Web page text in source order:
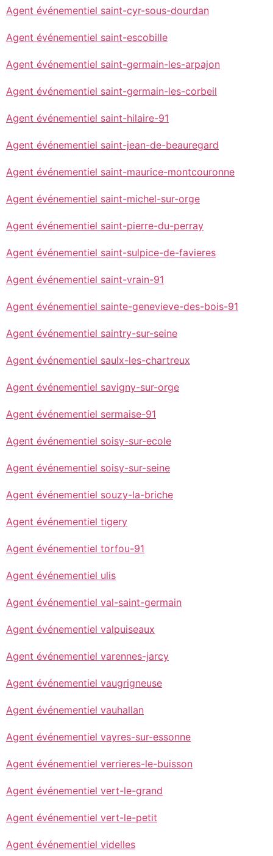
Agent événementiel saint-cyr-sous-dourdan
Agent événementiel saint-escobille
Agent événementiel saint-germain-les-arpajon
Agent événementiel saint-germain-les-corbeil
Agent événementiel saint-hilaire-91
Agent événementiel saint-jean-de-beauregard
Agent événementiel saint-maurice-montcouronne
Agent événementiel saint-michel-sur-orge
Agent événementiel saint-pierre-du-perray
Agent événementiel saint-sulpice-de-favieres
Agent événementiel saint-vrain-91
Agent événementiel sainte-genevieve-des-bois-91
Agent événementiel saintry-sur-seine
Agent événementiel saulx-les-chartreux
Agent événementiel savigny-sur-orge
Agent événementiel sermaise-91
Agent événementiel soisy-sur-ecole
Agent événementiel soisy-sur-seine
Agent événementiel souzy-la-briche
Agent événementiel tigery
Agent événementiel torfou-91
Agent événementiel ulis
Agent événementiel val-saint-germain
Agent événementiel valpuiseaux
Agent événementiel varennes-jarcy
Agent événementiel vaugrigneuse
Agent événementiel vauhallan
Agent événementiel vayres-sur-essonne
Agent événementiel verrieres-le-buisson
Agent événementiel vert-le-grand
Agent événementiel vert-le-petit
Agent événementiel videlles